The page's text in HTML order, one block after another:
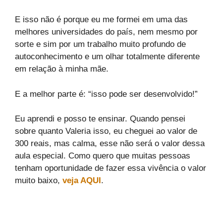
E isso não é porque eu me formei em uma das
melhores universidades do país, nem mesmo por
sorte e sim por um trabalho muito profundo de
autoconhecimento e um olhar totalmente diferente
em relação à minha mãe.
E a melhor parte é: “isso pode ser desenvolvido!”
Eu aprendi e posso te ensinar. Quando pensei
sobre quanto Valeria isso, eu cheguei ao valor de
300 reais, mas calma, esse não será o valor dessa
aula especial. Como quero que muitas pessoas
tenham oportunidade de fazer essa vivência o valor
muito baixo, veja AQUI .